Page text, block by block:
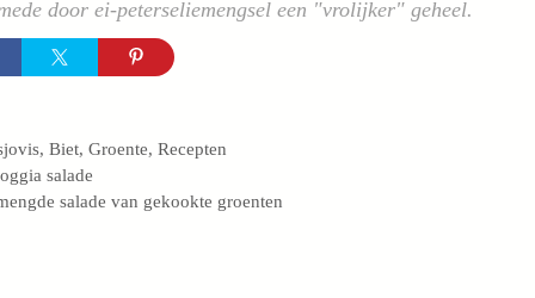
door ei-peterseliemengsel een "vrolijker" geheel.
,Biet,Groente,Recepten
salade
salade van gekookte groenten